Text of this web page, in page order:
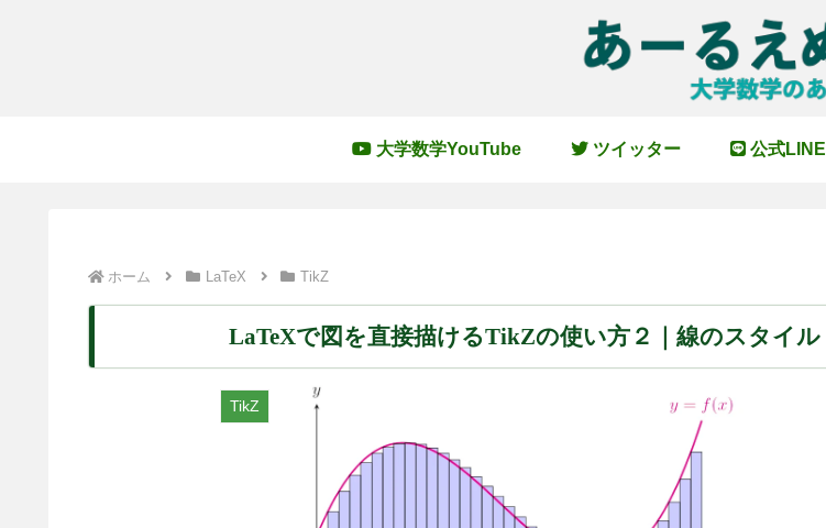
大学数学YouTube ツイッター 公式LINE
ホーム LaTeX TikZ
LaTeXで図を直接描けるTikZの使い方２｜線のスタイル
TikZ